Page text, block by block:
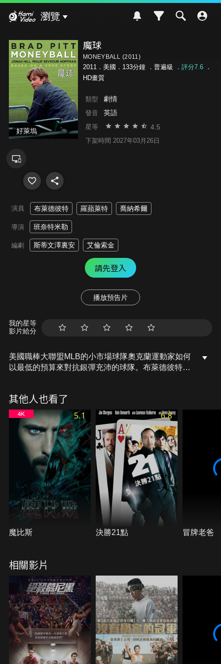
瀏覽
好萊塢
魔球
MONEYBALL (2011)
2011．美國．133分鐘 ． 普遍級 ． 評分7.6．
HD畫質
類型 劇情
發音 英語
星等 4.5
下架時間 2027年03月26日
演員 布萊德彼特 羅蘋萊特 喬納希爾
導演 班奈特米勒
編劇 斯蒂文澤裏安 艾倫索金
請先登入
播放預告片
我的星等
影片給分
美國職棒大聯盟MLB的小市場球隊奧克蘭運動家如何
以最低的預算來對抗銀彈充沛的球隊。布萊德彼特飾
球員的投資，聰明分配資源，組合出最能發揮戰力的
團隊，成功以小搏大，更帶領球隊連贏20場球賽，刷
新大聯盟紀錄。
其他人也看了
5.1
魔比斯
6.8
決勝21點 冒牌老爸
相關影片